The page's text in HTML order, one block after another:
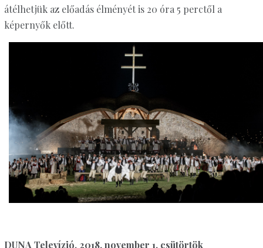
átélhetjük az előadás élményét is 20 óra 5 perctől a
képernyők előtt.
DUNA Televízió, 2018. november 1. csütörtök